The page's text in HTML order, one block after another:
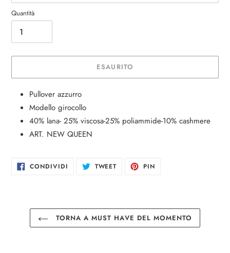
Quantità
ESAURITO
Inserimento
carrello
Pullover azzurro
Modello girocollo
40% lana- 25% viscosa-25% poliammide-10% cashmere
ART. NEW QUEEN
CONDIVIDI CONDIVIDITWEETTWITTA PIN
TORNA A MUST HAVE DEL MOMENTO